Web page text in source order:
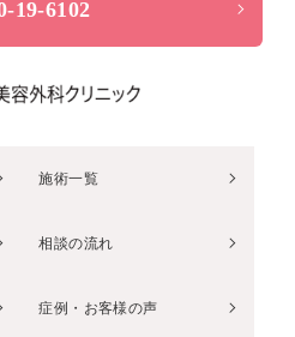
19-6102
施術一覧
相談の流れ
症例・お客様の声